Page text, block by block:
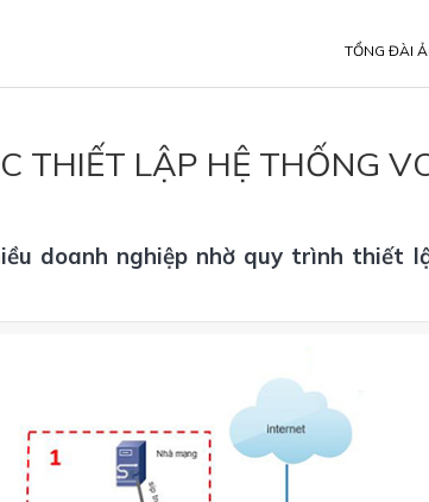
TỔNG ĐÀI
THIẾT LẬP HỆ THỐNG
doanh nghiệp nhờ quy trình thiết